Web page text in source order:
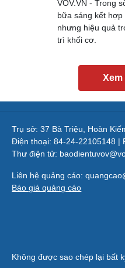
VOV.VN - Trong
bữa sáng kết
nhưng hiệu quả
trì khối cơ.
Xem
Trụ sở: 37 Bà Triệu, Hoàn
Điện thoại: 84-24-22105148 |
Thư điện tử:
Liên hệ quảng cáo:
Báo giá quảng cáo
Không được sao chép lại bất